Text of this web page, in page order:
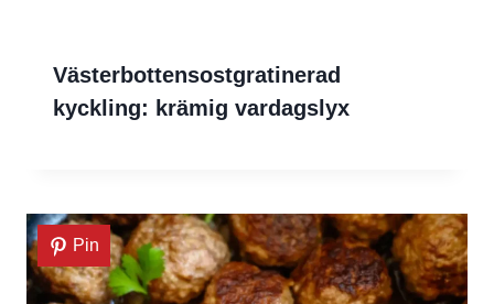
Västerbottensostgratinerad
kyckling: krämig vardagslyx
Pin